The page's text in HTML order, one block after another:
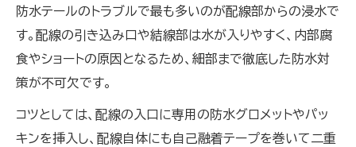
防水テールのトラブルで最も多いのが配線部からの浸水で
す。配線の引き込み口や結線部は水が入りやすく、内部腐
食やショートの原因となるため、細部まで徹底した防水対
策が不可欠です。
コツとしては、配線の入口に専用の防水グロメットやパッ
キンを挿入し、配線自体にも自己融着テープを巻いて二重